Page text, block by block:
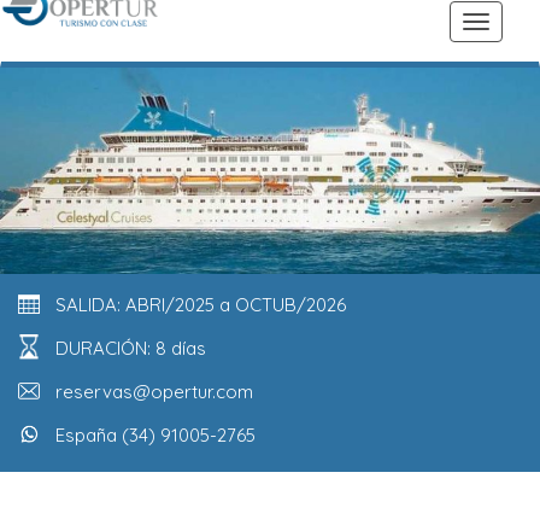
SALIDA: ABRI/2025 a OCTUB/2026
DURACIÓN: 8 días
reservas@opertur.com
España (34) 91005-2765